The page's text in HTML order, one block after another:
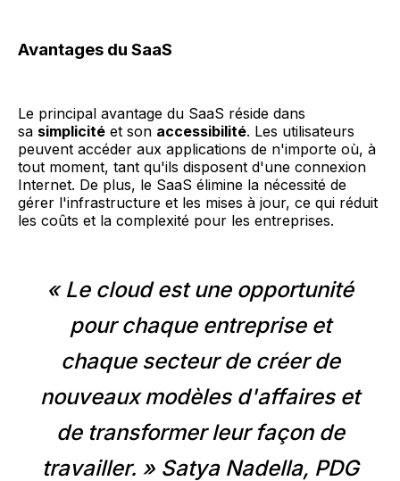
Avantages du SaaS
Le principal avantage du SaaS réside dans
sa simplicité et son accessibilité. Les utilisateurs
peuvent accéder aux applications de n'importe où, à
tout moment, tant qu'ils disposent d'une connexion
Internet. De plus, le SaaS élimine la nécessité de
gérer l'infrastructure et les mises à jour, ce qui réduit
les coûts et la complexité pour les entreprises.
« Le cloud est une opportunité
pour chaque entreprise et
chaque secteur de créer de
nouveaux modèles d'affaires et
de transformer leur façon de
travailler. » Satya Nadella, PDG